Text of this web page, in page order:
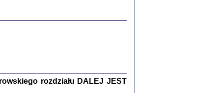
rozdziału DALEJ JEST